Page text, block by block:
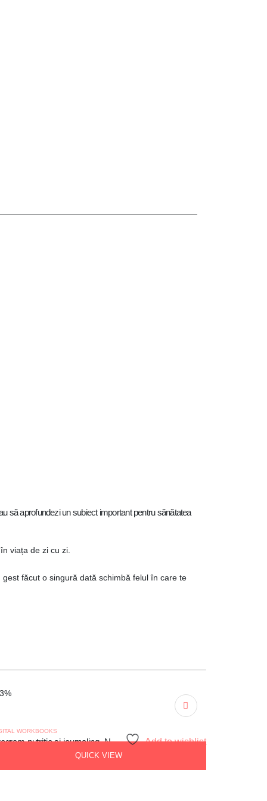
să aprofundezi un subiect important pentru sănătatea
viața de zi cu zi.
făcut o singură dată schimbă felul în care te
QUICK VIEW
Add to wishlist
WORKBOOKS
Program nutriție și journaling -NO PMS
leiPrețul